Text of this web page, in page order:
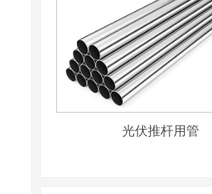
光伏推杆用管